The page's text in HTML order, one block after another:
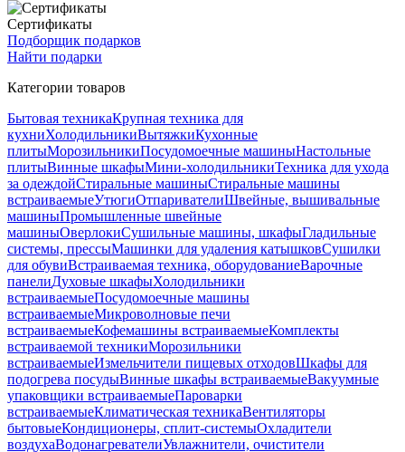
Сертификаты
Подборщик подарков
Найти подарки
Категории товаров
Бытовая техникаКрупная техника для
кухниХолодильникиВытяжкиКухонные
плитыМорозильникиПосудомоечные машиныНастольные
плитыВинные шкафыМини-холодильникиТехника для ухода
за одеждойСтиральные машиныСтиральные машины
встраиваемыеУтюгиОтпаривателиШвейные, вышивальные
машиныПромышленные швейные
машиныОверлокиСушильные машины, шкафыГладильные
системы, прессыМашинки для удаления катышковСушилки
для обувиВстраиваемая техника, оборудованиеВарочные
панелиДуховые шкафыХолодильники
встраиваемыеПосудомоечные машины
встраиваемыеМикроволновые печи
встраиваемыеКофемашины встраиваемыеКомплекты
встраиваемой техникиМорозильники
встраиваемыеИзмельчители пищевых отходовШкафы для
подогрева посудыВинные шкафы встраиваемыеВакуумные
упаковщики встраиваемыеПароварки
встраиваемыеКлиматическая техникаВентиляторы
бытовыеКондиционеры, сплит-системыОхладители
воздухаВодонагревателиУвлажнители, очистители